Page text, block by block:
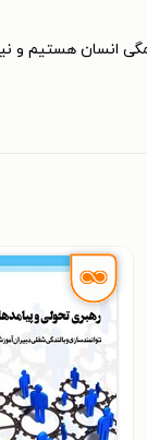
ولی همگی انسان